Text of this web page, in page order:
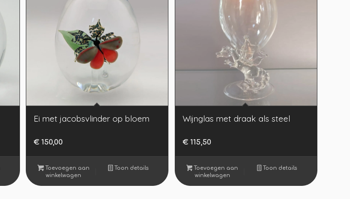
Ei met jacobsvlinder op bloem
€ 150,00
Toevoegen aan
winkelwagen
Toon details
Wijnglas met draak als steel
€115,50
Toevoegen aan
winkelwagen
Toon details